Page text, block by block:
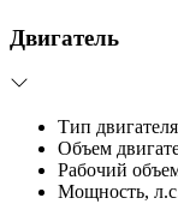
Двигатель
Тип двигателя
Объем
Рабочий
Мощность,